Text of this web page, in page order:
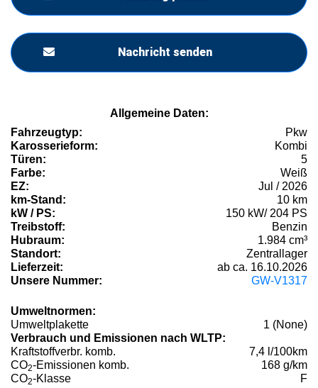
Nachricht senden
Allgemeine Daten:
Fahrzeugtyp:
Pkw
Karosserieform:
Kombi
Türen:
5
Farbe:
Weiß
EZ:
Jul / 2026
km-Stand:
10 km
kW / PS:
150 kW/ 204 PS
Treibstoff:
Benzin
Hubraum:
1.984 cm³
Standort:
Zentrallager
Lieferzeit:
ab ca. 16.10.2026
Unsere Nummer:
GW-V1317
Umweltnormen:
Umweltplakette
1 (None)
Verbrauch und Emissionen nach WLTP:
Kraftstoffverbr. komb.
7,4 l/100km
CO2-Emissionen komb.
168 g/km
CO2-Klasse F